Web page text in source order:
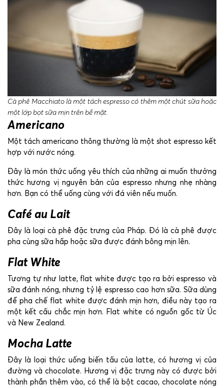
Cà phê Macchiato là một tách espresso có thêm một chút sữa hoặc
một lớp bọt sữa mịn trên bề mặt.
Americano
Một tách americano thông thường là một shot espresso kết
hợp với nước nóng.
Đây là món thức uống yêu thích của những ai muốn thưởng
thức hương vị nguyên bản của espresso nhưng nhẹ nhàng
hơn. Bạn có thể uống cùng với đá viên nếu muốn.
Café au Lait
Đây là loại cà phê đặc trưng của Pháp. Đó là cà phê được
pha cùng sữa hấp hoặc sữa được đánh bông mịn lên.
Flat White
Tương tự như latte, flat white được tạo ra bởi espresso và
sữa đánh nóng, nhưng tỷ lệ espresso cao hơn sữa. Sữa dùng
để pha chế flat white được đánh mịn hơn, điều này tạo ra
một kết cấu chắc mịn hơn. Flat white có nguồn gốc từ Úc
và New Zealand.
Mocha Latte
Đây là loại thức uống biến tấu của latte, có hương vị của
đường và chocolate. Hương vị đặc trưng này có được bởi
thành phần thêm vào, có thể là bột cacao, chocolate nóng